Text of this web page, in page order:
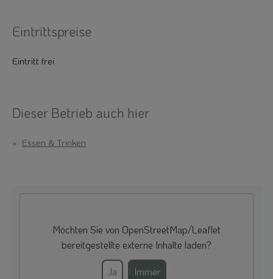
Eintrittspreise
Eintritt frei
Dieser Betrieb auch hier
Essen & Trinken
Möchten Sie von OpenStreetMap/Leaflet
bereitgestellte externe Inhalte laden?
Ja Immer